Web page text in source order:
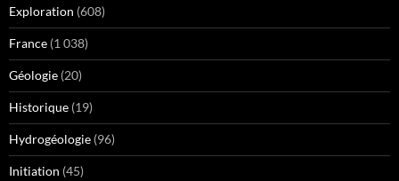
Exploration (608)
France (1 038)
Géologie (20)
Historique (19)
Hydrogéologie (96)
Initiation (45)